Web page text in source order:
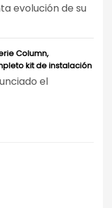
evolución de su
Column,
kit de instalación
el